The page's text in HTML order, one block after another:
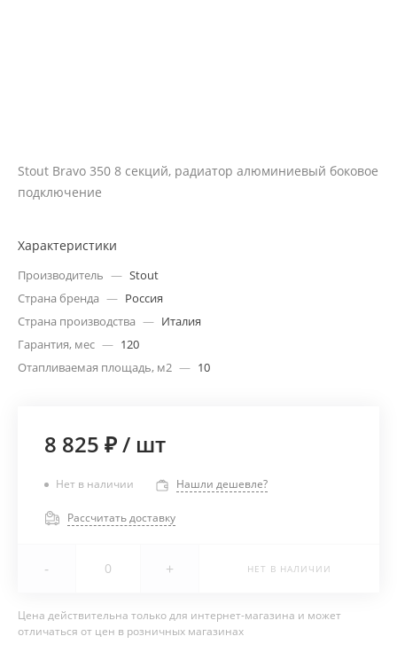
Stout Bravo 350 8 секций, радиатор алюминиевый боковое
подключение
Характеристики
Производитель — Stout
Страна бренда — Россия
Страна производства — Италия
Гарантия, мес — 120
Отапливаемая площадь, м2 — 10
8 825 ₽/ шт
Нет в наличии Нашли дешевле?
Рассчитать доставку
- + НЕТ В НАЛИЧИИ
Цена действительна только для интернет-магазина и может
отличаться от цен в розничных магазинах